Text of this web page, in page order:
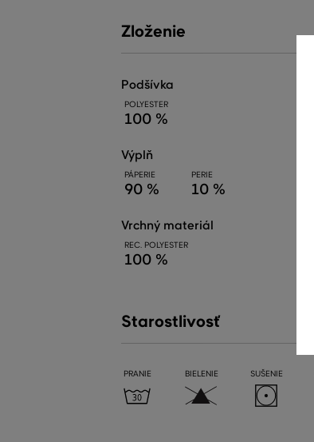
Zloženie
podšívka
POLYESTER
100 %
výplň
PÁPERIE
90 %
PERIE
10 %
vrchný materiál
REC. POLYESTER
100 %
Starostlivosť
PRANIE BIELENIE SUŠENIE